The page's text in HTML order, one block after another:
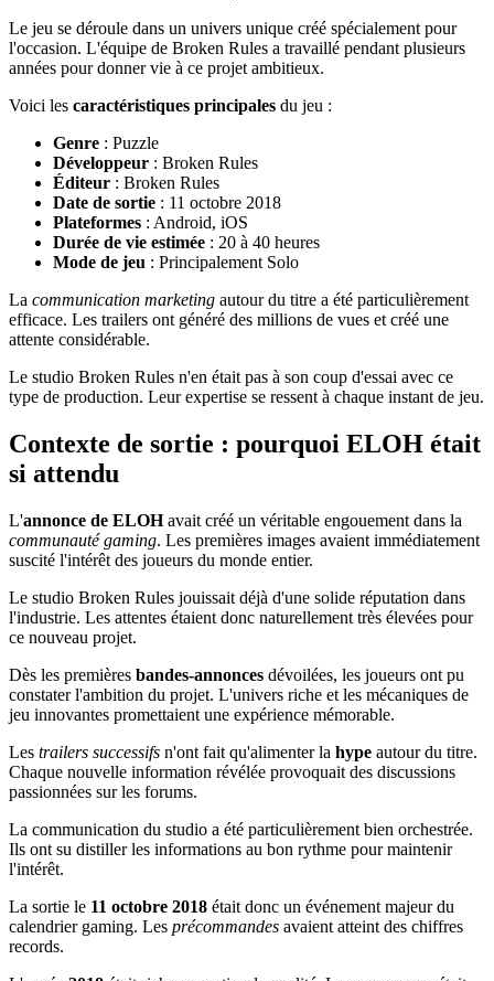
Le jeu se déroule dans un univers unique créé spécialement pour
l'occasion. L'équipe de Broken Rules a travaillé pendant plusieurs
années pour donner vie à ce projet ambitieux.
Voici les caractéristiques principales du jeu :
Genre : Puzzle
Développeur : Broken Rules
Éditeur : Broken Rules
Date de sortie : 11 octobre 2018
Plateformes : Android, iOS
Durée de vie estimée : 20 à 40 heures
Mode de jeu : Principalement Solo
La communication marketing autour du titre a été particulièrement
efficace. Les trailers ont généré des millions de vues et créé une
attente considérable.
Le studio Broken Rules n'en était pas à son coup d'essai avec ce
type de production. Leur expertise se ressent à chaque instant de jeu.
Contexte de sortie : pourquoi ELOH était
si attendu
L'annonce de ELOHavait créé un véritable engouement dans la
communauté gaming. Les premières images avaient immédiatement
suscité l'intérêt des joueurs du monde entier.
Le studio Broken Rules jouissait déjà d'une solide réputation dans
l'industrie. Les attentes étaient donc naturellement très élevées pour
ce nouveau projet.
Dès les premières bandes-annonces dévoilées, les joueurs ont pu
constater l'ambition du projet. L'univers riche et les mécaniques de
jeu innovantes promettaient une expérience mémorable.
Les trailers successifs n'ont fait qu'alimenter la hype autour du titre.
Chaque nouvelle information révélée provoquait des discussions
passionnées sur les forums.
La communication du studio a été particulièrement bien orchestrée.
Ils ont su distiller les informations au bon rythme pour maintenir
l'intérêt.
La sortie le 11 octobre 2018 était donc un événement majeur du
calendrier gaming. Les précommandes avaient atteint des chiffres
records.